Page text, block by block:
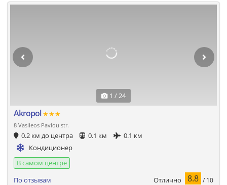
1 / 24
Akropol★★★
8 Vasileοs Pavlou str.
0.2 км до центра 0.1 км
0.1 км
Кондиционер
В самом центре
По отзывам
Отлично 8.8 / 10